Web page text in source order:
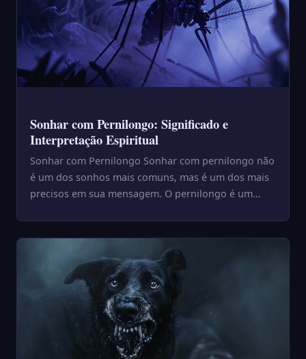
Sonhar com Pernilongo: Significado e
Interpretação Espiritual
Sonhar com Pernilongo Sonhar com pernilongo não
é um dos sonhos mais comuns, mas é um dos mais
precisos em sua mensagem. O pernilongo é um